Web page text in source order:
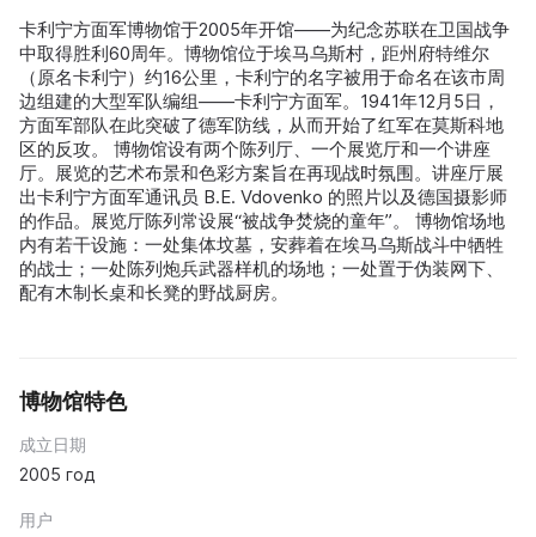
卡利宁方面军博物馆于2005年开馆——为纪念苏联在卫国战争
中取得胜利60周年。博物馆位于埃马乌斯村，距州府特维尔
（原名卡利宁）约16公里，卡利宁的名字被用于命名在该市周
边组建的大型军队编组——卡利宁方面军。1941年12月5日，
方面军部队在此突破了德军防线，从而开始了红军在莫斯科地
区的反攻。 博物馆设有两个陈列厅、一个展览厅和一个讲座
厅。展览的艺术布景和色彩方案旨在再现战时氛围。讲座厅展
出卡利宁方面军通讯员 B.E. Vdovenko 的照片以及德国摄影师
的作品。展览厅陈列常设展“被战争焚烧的童年”。 博物馆场地
内有若干设施：一处集体坟墓，安葬着在埃马乌斯战斗中牺牲
的战士；一处陈列炮兵武器样机的场地；一处置于伪装网下、
配有木制长桌和长凳的野战厨房。
博物馆特色
成立日期
2005 год
用户